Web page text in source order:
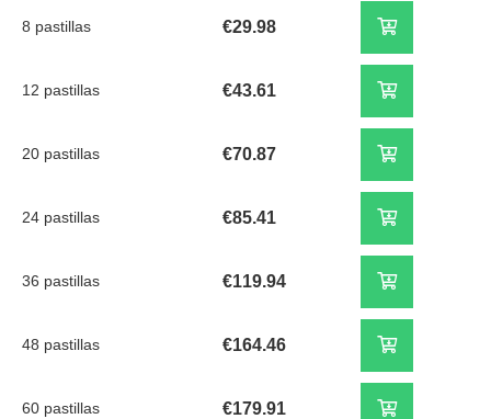
8 pastillas €29.98
12 pastillas €43.61
20 pastillas €70.87
24 pastillas €85.41
36 pastillas €119.94
48 pastillas €164.46
60 pastillas €179.91